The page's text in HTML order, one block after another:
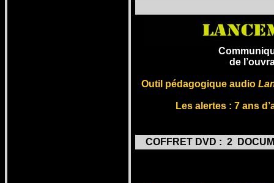
de
Outil pédagogique audio
Les a lertes : 7 ans
COFFRET DVD : 2